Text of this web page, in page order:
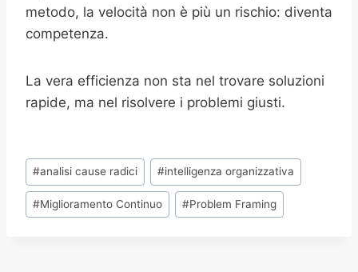
metodo, la velocità non è più un rischio: diventa
competenza.
La vera efficienza non sta nel trovare soluzioni
rapide, ma nel risolvere i problemi giusti.
Tag
articolo:
#analisi cause radici #intelligenza organizzativa
#Miglioramento Continuo #Problem Framing